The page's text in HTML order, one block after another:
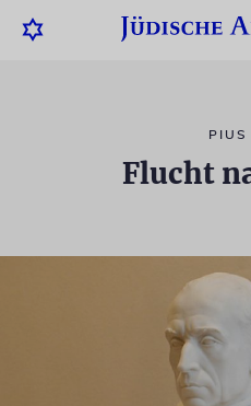
Flucht